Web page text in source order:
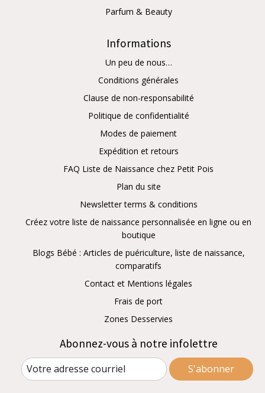
Parfum & Beauty
Informations
Un peu de nous…
Conditions générales
Clause de non-responsabilité
Politique de confidentialité
Modes de paiement
Expédition et retours
FAQ Liste de Naissance chez Petit Pois
Plan du site
Newsletter terms & conditions
Créez votre liste de naissance personnalisée en ligne ou en
boutique
Blogs Bébé : Articles de puériculture, liste de naissance,
comparatifs
Contact et Mentions légales
Frais de port
Zones Desservies
Abonnez-vous à notre infolettre
S'abonner